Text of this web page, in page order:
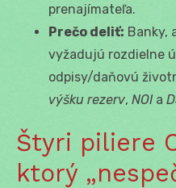
prenajímateľa.
Prečo deliť: Banky,
vyžadujú rozdielne
odpisy/daňovú
výšku rezerv, NOIa
Štyri piliere
ktorý